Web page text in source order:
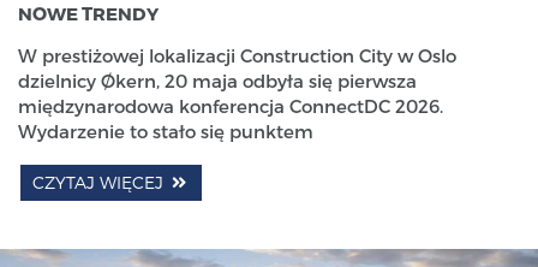
NOWE TRENDY
W prestiżowej lokalizacji Construction City w Oslo
dzielnicy Økern, 20 maja odbyła się pierwsza
międzynarodowa konferencja ConnectDC 2026.
Wydarzenie to stało się punktem
CZYTAJ WIĘCEJ